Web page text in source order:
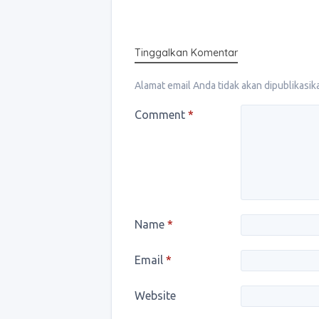
Tinggalkan Komentar
Alamat email Anda tidak akan
Comment *
Name *
Email *
Website